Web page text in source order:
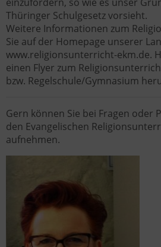
Thüringer Schulgesetz vorsieht.
Weitere Informationen zum
Sie auf der Homepage unserer
www.religionsunterricht-ekm.de.
einen Flyer zum
bzw. Regelschule/Gymnasium
Gern können Sie bei Fragen oder
den Evangelischen
aufnehmen.